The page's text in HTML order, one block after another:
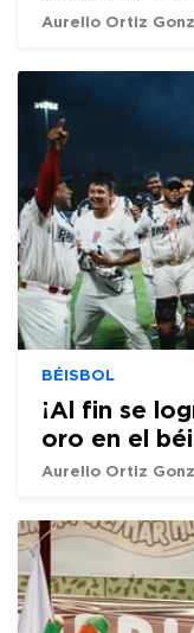
Aurelio Ortiz
BÉISBOL
¡Al fin se
oro en el
Aurelio Ortiz